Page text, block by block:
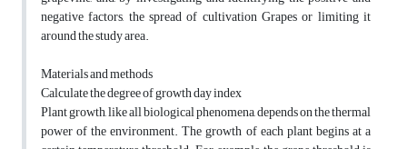
negative factors, the spread of cultivation Grapes or limiting it
around the study area.
Materials and methods
Calculate the degree of growth day index
Plant growth, like all biological phenomena, depends on the thermal
power of the environment. The growth of each plant begins at a